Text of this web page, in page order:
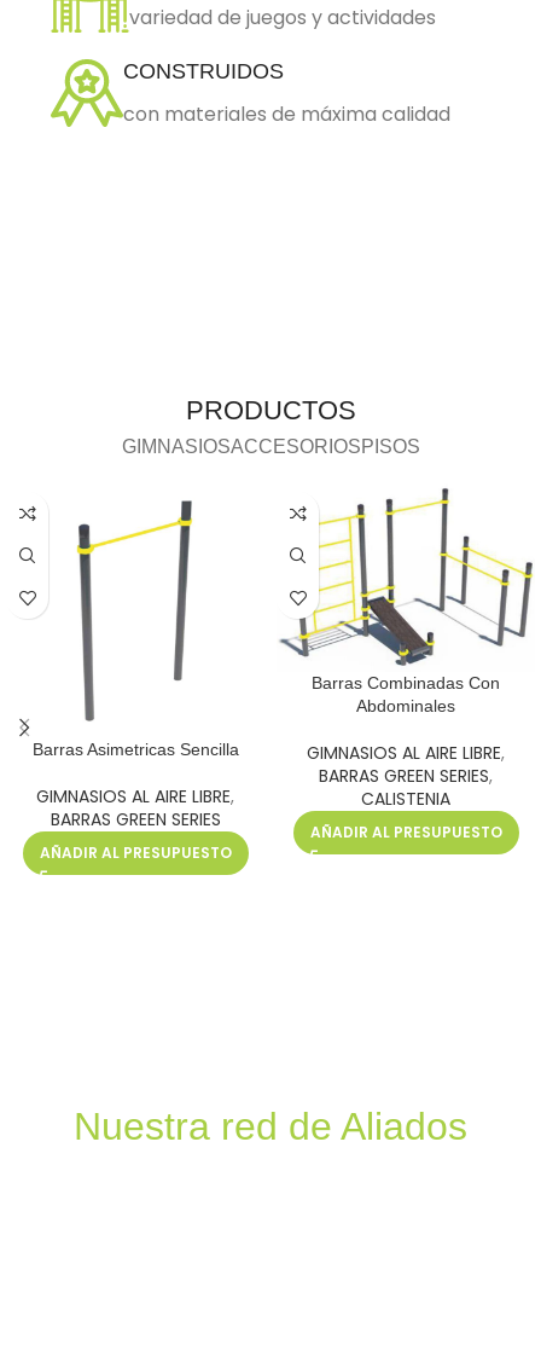
variedad de juegos y actividades
CONSTRUIDOS
con materiales de máxima calidad
PRODUCTOS
GIMNASIOSACCESORIOSPISOS
Barras Asimetricas Sencilla
GIMNASIOS AL AIRE LIBRE,
BARRAS GREEN SERIES
AÑADIR AL PRESUPUESTO
Barras Combinadas Con
Abdominales
GIMNASIOS AL AIRE LIBRE,
BARRAS GREEN SERIES,
CALISTENIA
AÑADIR AL PRESUPUESTO
Nuestra red de Aliados